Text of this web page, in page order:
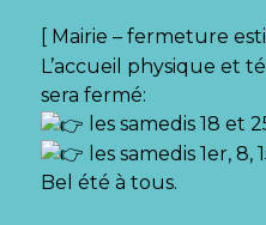
[ Mairie – fermeture
L’accueil physique et
sera fermé:
les samedis 18 et
les samedis 1er, 8,
Bel été à tous.